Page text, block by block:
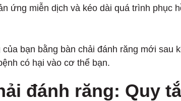
ứng miễn dịch và kéo dài quá trình phục
bạn bằng bàn chải đánh răng mới sau
có hại vào cơ thể bạn.
đánh răng: Quy